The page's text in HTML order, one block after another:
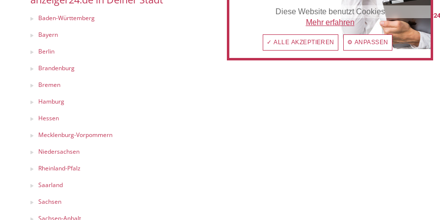
Baden-Württemberg
Bayern
Berlin
Brandenburg
Bremen
Hamburg
Hessen
Mecklenburg-Vorpommern
Niedersachsen
Rheinland-Pfalz
Saarland
Sachsen
Sachsen-Anhalt
Diese Website benutzt Cookies
Mehr erfahren
✓ ALLE AKZEPTIEREN ⚙ ANPASSEN